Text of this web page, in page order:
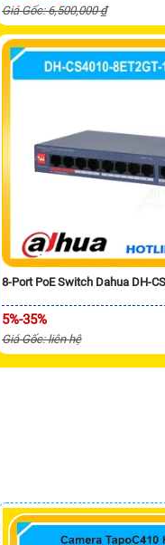
Giá Gốc: 6,500,000 ₫
8-Port PoE Switch Dahua DH-
5%-35%
Giá Gốc: liên hệ